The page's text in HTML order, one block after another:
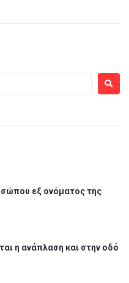
εξ ονόματος της
η ανάπλαση και στην οδό